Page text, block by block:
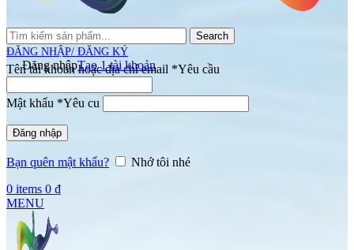
Search
ĐĂNG NHẬP/ ĐĂNG KÝ
Đăng nhậpTạo 1 tài khoản
Tên tài khoản hoặc địa chỉ email *Yêu cầu
Mật khẩu *Yêu cu
Đăng nhập
Bạn quên mật khẩu?
Nhớ tôi nhé
0 items 0 ₫
MENU